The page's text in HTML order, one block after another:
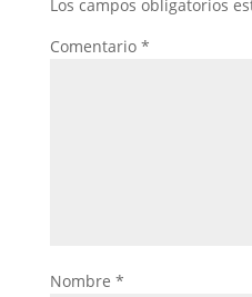
Los campos obligatorios
Comentario *
Nombre *